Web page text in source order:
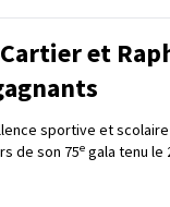
et
sportive et
de son 75e gala tenu le